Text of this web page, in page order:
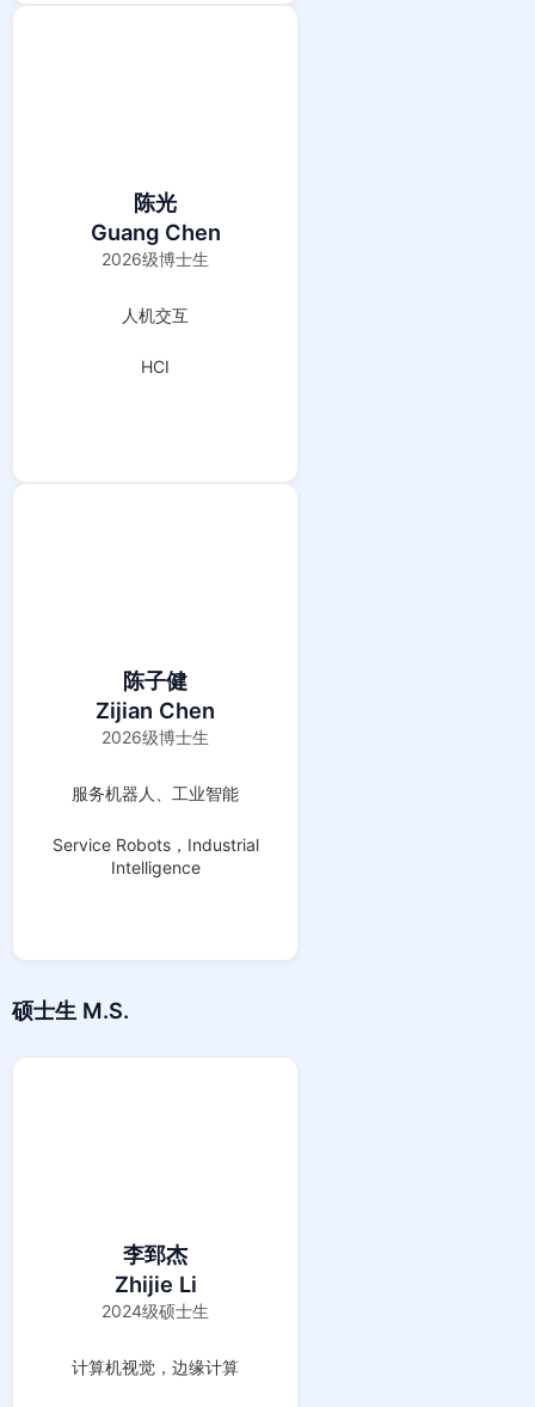
陈光
Guang Chen
2026级博士生
人机交互
HCI
陈子健
Zijian Chen
2026级博士生
服务机器人、工业智能
Service Robots，Industrial
Intelligence
硕士生 M.S.
李郅杰
Zhijie Li
2024级硕士生
计算机视觉，边缘计算